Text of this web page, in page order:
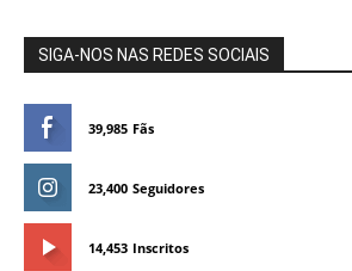
SIGA-NOS NAS REDES SOCIAIS
39,985 Fãs
23,400 Seguidores
14,453 Inscritos